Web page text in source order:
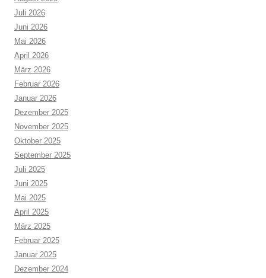
Juli 2026
Juni 2026
Mai 2026
April 2026
März 2026
Februar 2026
Januar 2026
Dezember 2025
November 2025
Oktober 2025
September 2025
Juli 2025
Juni 2025
Mai 2025
April 2025
März 2025
Februar 2025
Januar 2025
Dezember 2024